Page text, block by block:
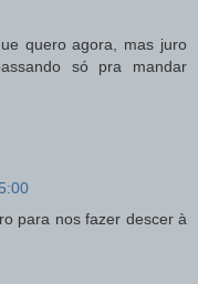
quero agora, mas juro
só pra mandar
para nos fazer descer à